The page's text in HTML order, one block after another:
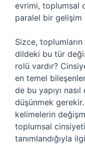
evrimi, toplumsal
paralel bir
Sizce,
dildeki bu tür
rolü vardır?
en temel
de bu yapıyı
düşünmek
kelimelerin
toplumsal
tanımlandığıyla